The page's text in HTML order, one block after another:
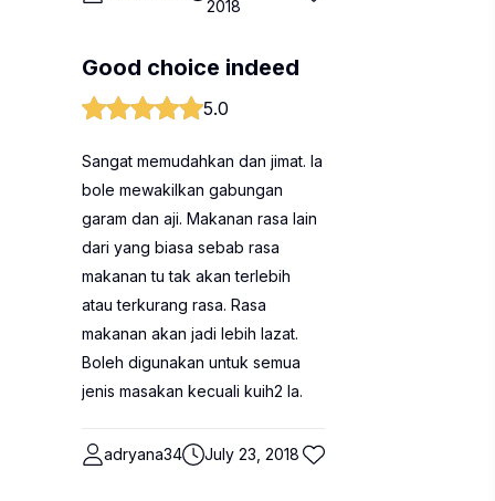
2018
Good choice indeed
5.0
Sangat memudahkan dan jimat. Ia
bole mewakilkan gabungan
garam dan aji. Makanan rasa lain
dari yang biasa sebab rasa
makanan tu tak akan terlebih
atau terkurang rasa. Rasa
makanan akan jadi lebih lazat.
Boleh digunakan untuk semua
jenis masakan kecuali kuih2 la.
adryana34 July 23, 2018